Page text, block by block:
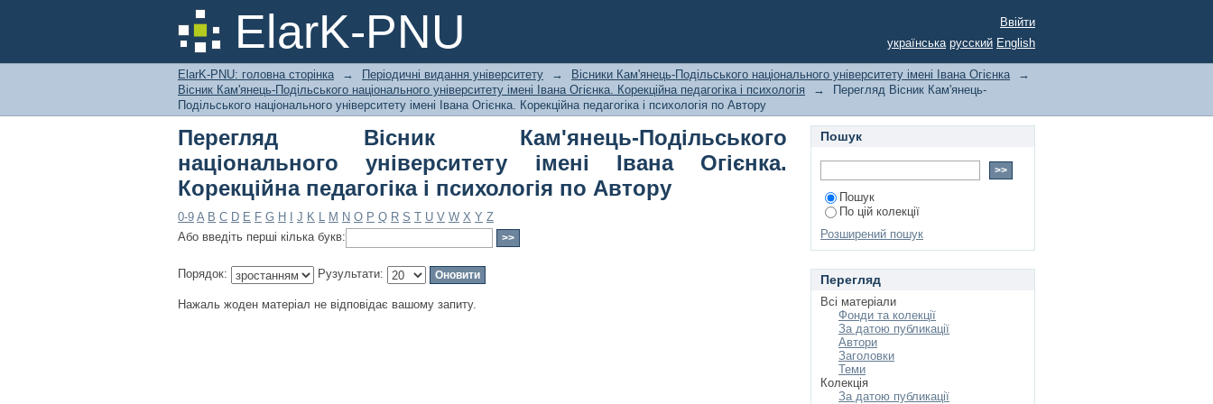
ElarK-PNU
Перегляд Вісник Кам'янець-Подільського національного університету імені
Івана Огієнка. Корекційна педагогіка і психологія по Автору
Ввійти
українська русский English
ElarK-PNU: головна сторінка → Періодичні видання університету → Вісники Кам'янець-Подільського національного університету імені Івана Огієнка
→
Вісник Кам'янець-Подільського національного університету імені Івана Огієнка. Корекційна педагогіка і психологія
→
Перегляд Вісник Кам'янець-
Подільського національного університету імені Івана Огієнка. Корекційна педагогіка і психологія по Автору
Перегляд Вісник Кам'янець-Подільського
національного університету імені Івана Огієнка.
Корекційна педагогіка і психологія по Автору
0-9 A B C D E F G H J K L M N O P Q R S T U V W X Y Z
Або введіть перші кілька букв:
Порядок: Рузультати:
Нажаль жоден матеріал не відповідає вашому запиту.
Пошук
Пошук
По цій колекції
Розширений пошук
Перегляд
Всі матеріали
Фонди та колекції
За датою публикації
Автори
Заголовки
Теми
Колекція
За датою публикації